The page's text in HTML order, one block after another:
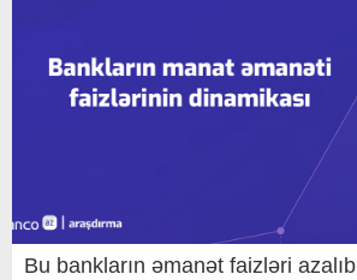
Bu bankların əmanət faizləri azalıb